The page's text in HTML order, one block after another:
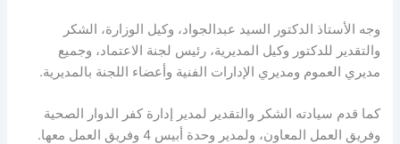
وجه الأستاذ الدكتور السيد عبدالجواد، وكيل الوزارة، الشكر
والتقدير للدكتور وكيل المديرية، رئيس لجنة الاعتماد، وجميع
مديري العموم ومديري الإدارات الفنية وأعضاء اللجنة بالمديرية.
كما قدم سيادته الشكر والتقدير لمدير إدارة كفر الدوار الصحية
وفريق العمل المعاون، ولمدير وحدة أبيس 4 وفريق العمل معها.